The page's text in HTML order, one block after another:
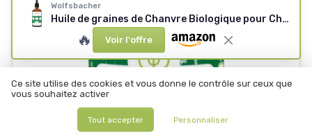
Wolfsbacher
Huile de graines de Chanvre Biologique pour Chiens et Chats 100ml I Huile de Chanvre 100% Naturelle et pressée à Froid – DE-ÖKO-060
🔥 Voir l'offre
Ce site utilise des cookies et vous donne le contrôle sur ceux que
vous souhaitez activer
Tout accepter Personnaliser